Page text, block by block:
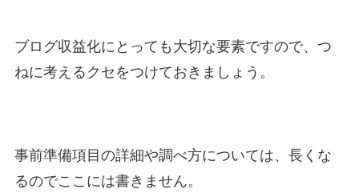
ブログ収益化にとっても大切な要素ですので、つ
ねに考えるクセをつけておきましょう。
事前準備項目の詳細や調べ方については、長くな
るのでここには書きません。